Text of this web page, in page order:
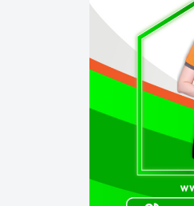
Bếp được
=> Xem